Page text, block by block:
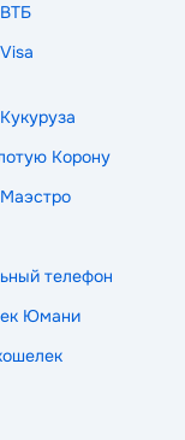
Корону
телефон
Юмани